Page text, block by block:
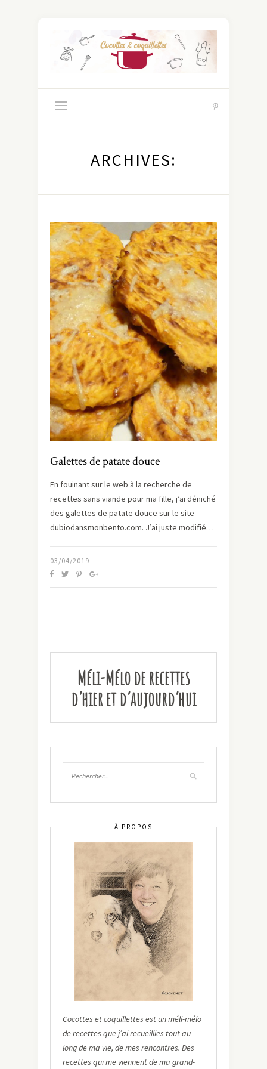
ARCHIVES:
Galettes de patate douce
En fouinant sur le web à la recherche de
recettes sans viande pour ma fille, j’ai déniché
des galettes de patate douce sur le site
dubiodansmonbento.com. J’ai juste modifié…
03/04/2019
Méli-Mélo de recettes
d’hier et d’aujourd’hui
À PROPOS
Cocottes et coquillettes est un méli-mélo
de recettes que j’ai recueillies tout au
long de ma vie, de mes rencontres. Des
recettes qui me viennent de ma grand-